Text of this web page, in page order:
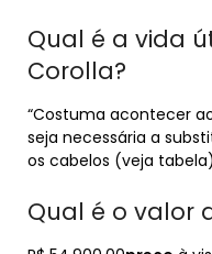
Qual é a vida
Corolla?
“Costuma acontecer
seja necessária a
os cabelos (veja
Qual é o valor